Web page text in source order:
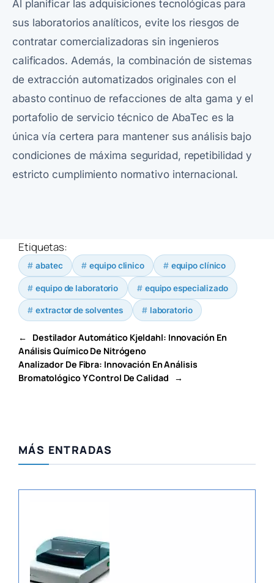
Al planificar las adquisiciones tecnológicas para
sus laboratorios analíticos, evite los riesgos de
contratar comercializadoras sin ingenieros
calificados. Además, la combinación de sistemas
de extracción automatizados originales con el
abasto continuo de refacciones de alta gama y el
portafolio de servicio técnico de AbaTec es la
única vía certera para mantener sus análisis bajo
condiciones de máxima seguridad, repetibilidad y
estricto cumplimiento normativo internacional.
Etiquetas:
abatec equipo clinico equipo clínico
equipo de laboratorio equipo especializado
extractor de solventes laboratorio
←
Destilador Automático Kjeldahl: Innovación En
Análisis Químico De Nitrógeno
Analizador De Fibra: Innovación En Análisis
Bromatológico Y Control De Calidad
→
MÁS ENTRADAS